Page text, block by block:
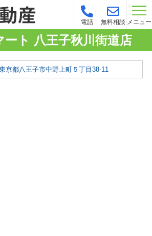
電話 無料相談 メニュー
ート 八王子秋川街道店
京都八王子市中野上町５丁目38-11